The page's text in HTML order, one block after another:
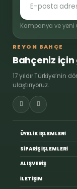
Kampanya ve yeni
REYON BAHÇE
Bahçeniz
17 yıldır Türkiye’nin
ulaştırıyoruz.
ÜYELİK İŞLEMLERİ
SİPARİŞ İŞLEMLERİ
ALIŞVERİŞ
İLETİŞİM